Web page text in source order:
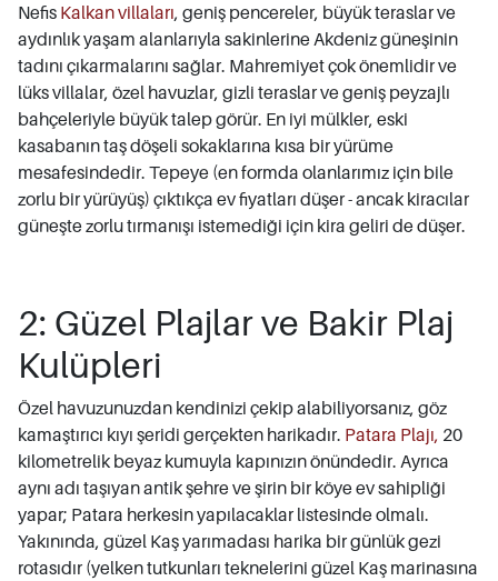
Nefis Kalkan villaları, geniş pencereler, büyük teraslar ve
aydınlık yaşam alanlarıyla sakinlerine Akdeniz güneşinin
tadını çıkarmalarını sağlar. Mahremiyet çok önemlidir ve
lüks villalar, özel havuzlar, gizli teraslar ve geniş peyzajlı
bahçeleriyle büyük talep görür. En iyi mülkler, eski
kasabanın taş döşeli sokaklarına kısa bir yürüme
mesafesindedir. Tepeye (en formda olanlarımız için bile
zorlu bir yürüyüş) çıktıkça ev fiyatları düşer - ancak kiracılar
güneşte zorlu tırmanışı istemediği için kira geliri de düşer.
2: Güzel Plajlar ve Bakir Plaj
Kulüpleri
Özel havuzunuzdan kendinizi çekip alabiliyorsanız, göz
kamaştırıcı kıyı şeridi gerçekten harikadır. Patara Plajı, 20
kilometrelik beyaz kumuyla kapınızın önündedir. Ayrıca
aynı adı taşıyan antik şehre ve şirin bir köye ev sahipliği
yapar; Patara herkesin yapılacaklar listesinde olmalı.
Yakınında, güzel Kaş yarımadası harika bir günlük gezi
rotasıdır (yelken tutkunları teknelerini güzel Kaş marinasına